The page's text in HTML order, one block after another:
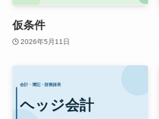
仮条件
2026年5月11日